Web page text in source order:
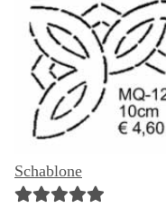
Schablone